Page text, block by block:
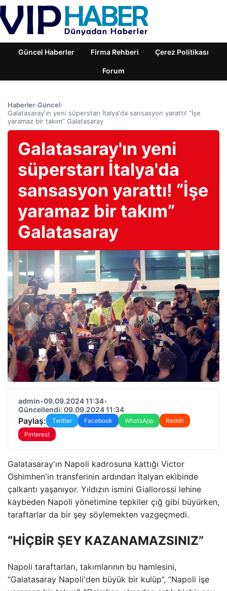
Güncel Haberler Firma Rehberi Çerez Politikası
Forum
Haberler›Güncel›
Galatasaray'ın yeni süperstarı İtalya'da sansasyon yarattı! “İşe
yaramaz bir takım” Galatasaray
Galatasaray'ın yeni
süperstarı İtalya'da
sansasyon yarattı! “İşe
yaramaz bir takım”
Galatasaray
admin•09.09.2024 11:34•
Güncellendi: 09.09.2024 11:34
Paylaş: Twitter Facebook WhatsApp
Reddit
Pinterest
Galatasaray'ın Napoli kadrosuna kattığı Victor
Oshimhen'in transferinin ardından İtalyan ekibinde
çalkantı yaşanıyor. Yıldızın ismini Giallorossi lehine
kaybeden Napoli yönetimine tepkiler çığ gibi büyürken,
taraftarlar da bir şey söylemekten vazgeçmedi.
“HİÇBİR ŞEY KAZANAMAZSINIZ”
Napoli taraftarları, takımlarının bu hamlesini,
“Galatasaray Napoli'den büyük bir kulüp”, “Napoli işe